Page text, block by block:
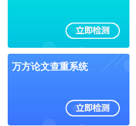
万方论文查重系统